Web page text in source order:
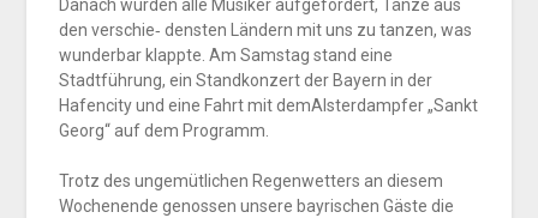
Danach wurden alle Musiker aufgefordert, Tänze aus
den verschie‐ densten Ländern mit uns zu tanzen, was
wunderbar klappte. Am Samstag stand eine
Stadtführung, ein Standkonzert der Bayern in der
Hafencity und eine Fahrt mit demAlsterdampfer „Sankt
Georg“ auf dem Programm.
Trotz des ungemütlichen Regenwetters an diesem
Wochenende genossen unsere bayrischen Gäste die